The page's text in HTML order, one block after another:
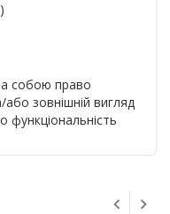
собою право
зовнішній вигляд
функціональність